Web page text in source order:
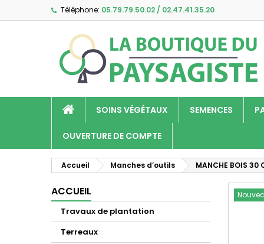
Téléphone: 05.79.79.50.02 / 02.47.41.35.20
SOINS VÉGÉTAUX SEMENCES
OUVERTURE DE COMPTE
Accueil Manches d’outils MANCHE BOIS 30
ACCUEIL
Travaux de plantation
Terreaux
add_circle_outline